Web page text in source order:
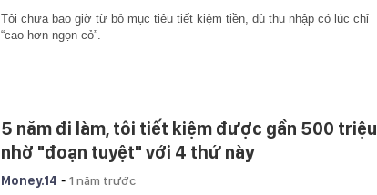
Tôi chưa bao giờ từ bỏ mục tiêu tiết kiệm tiền, dù thu nhập có lúc chỉ
“cao hơn ngọn cỏ”.
5 năm đi làm, tôi tiết kiệm được gần 500 triệu
nhờ "đoạn tuyệt" với 4 thứ này
Money.14 - 1 năm trước